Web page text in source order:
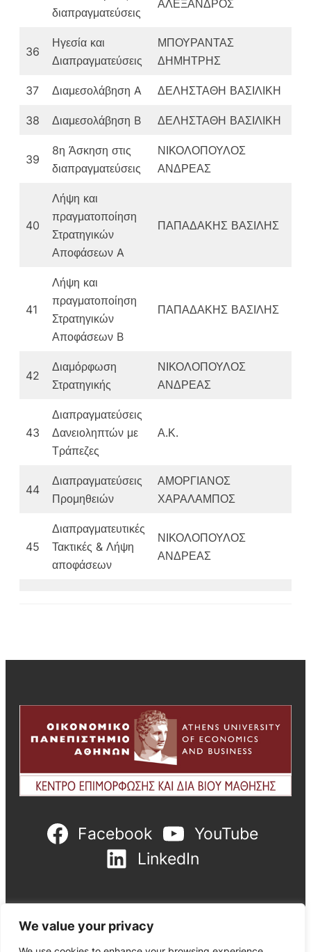
We value your privacy
διαπραγματεύσεις
ΑΛΕΞΑΝΔΡΟΣ
36
Ηγεσία και
Διαπραγματεύσεις
ΜΠΟΥΡΑΝΤΑΣ
ΔΗΜΗΤΡΗΣ
37 Διαμεσολάβηση A ΔΕΛΗΣΤΑΘΗ ΒΑΣΙΛΙΚΗ
38 Διαμεσολάβηση B ΔΕΛΗΣΤΑΘΗ ΒΑΣΙΛΙΚΗ
39
8η Άσκηση στις
διαπραγματεύσεις
ΝΙΚΟΛΟΠΟΥΛΟΣ
ΑΝΔΡΕΑΣ
40
Λήψη και
πραγματοποίηση
Στρατηγικών
Αποφάσεων A
ΠΑΠΑΔΑΚΗΣ ΒΑΣΙΛΗΣ
41
Λήψη και
πραγματοποίηση
Στρατηγικών
Αποφάσεων B
ΠΑΠΑΔΑΚΗΣ ΒΑΣΙΛΗΣ
42
Διαμόρφωση
Στρατηγικής
ΝΙΚΟΛΟΠΟΥΛΟΣ
ΑΝΔΡΕΑΣ
43
Διαπραγματεύσεις
Δανειοληπτών με
Τράπεζες
Α.Κ.
44
Διαπραγματεύσεις
Προμηθειών
ΑΜΟΡΓΙΑΝΟΣ
ΧΑΡΑΛΑΜΠΟΣ
45
Διαπραγματευτικές
Τακτικές & Λήψη
αποφάσεων
ΝΙΚΟΛΟΠΟΥΛΟΣ
ΑΝΔΡΕΑΣ
Facebook
YouTube
LinkedIn